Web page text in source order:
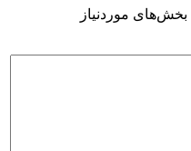
بخش‌های موردنیاز